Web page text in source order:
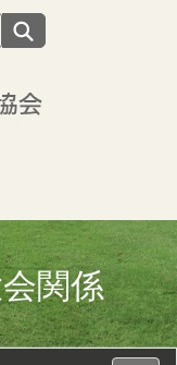
関係